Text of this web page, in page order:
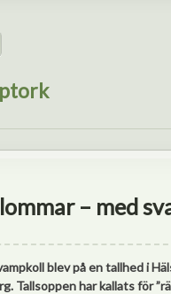
– med
blev på en tallhed i
Tallsoppen har kallats för